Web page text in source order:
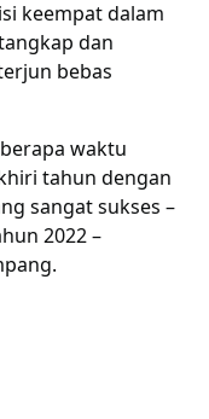
keempat dalam
dan
bebas
waktu
tahun dengan
sangat sukses –
2022 –